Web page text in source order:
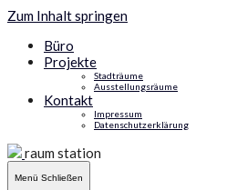
Zum Inhalt springen
Büro
Projekte
Stadträume
Ausstellungsräume
Kontakt
Impressum
Datenschutzerklärung
raum station
Menü Schließen